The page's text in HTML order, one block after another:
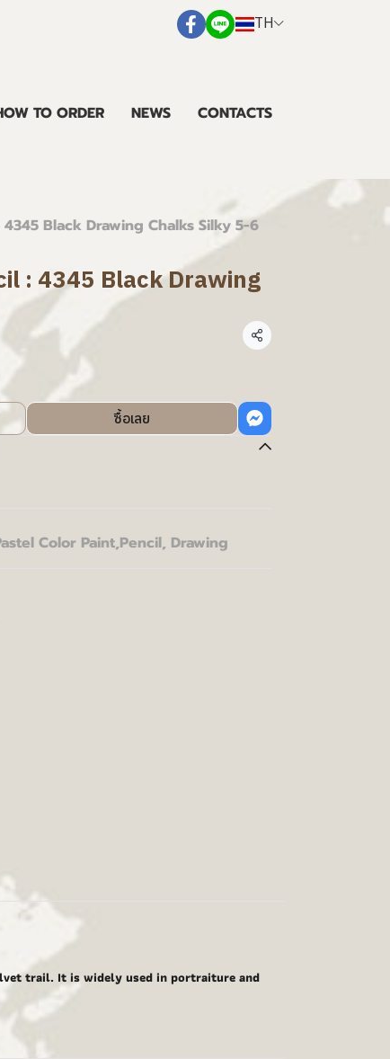
TH
TO ORDER NEWS CONTACTS
4345 Black Drawing Chalks Silky 5-6
: 4345 Black Drawing
แชร์
ซื้อเลย
Color Paint,Pencil, Drawing
trail. It is widely used in portraiture and